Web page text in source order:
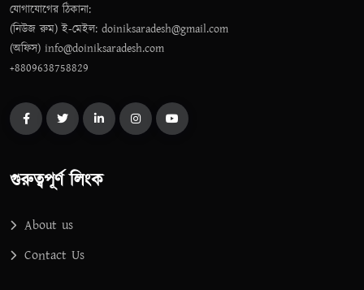
যোগাযোগের ঠিকানা:
(নিউজ রুম) ই-মেইল: doiniksaradesh@gmail.com
(অফিস) info@doiniksaradesh.com
+8809638758829
গুরুত্বপূর্ণ লিংক
About us
Contact Us